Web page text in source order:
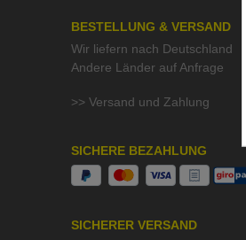
BESTELLUNG & VERSAND
Wir liefern nach Deutschland
Andere Länder auf Anfrage
>> Versand und Zahlung
SICHERE BEZAHLUNG
SICHERER VERSAND